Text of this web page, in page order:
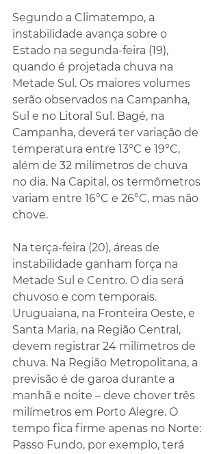
Segundo a Climatempo, a
instabilidade avança sobre o
Estado na segunda-feira (19),
quando é projetada chuva na
Metade Sul. Os maiores volumes
serão observados na Campanha,
Sul e no Litoral Sul. Bagé, na
Campanha, deverá ter variação de
temperatura entre 13°C e 19°C,
além de 32 milímetros de chuva
no dia. Na Capital, os termômetros
variam entre 16°C e 26°C, mas não
chove.
Na terça-feira (20), áreas de
instabilidade ganham força na
Metade Sul e Centro. O dia será
chuvoso e com temporais.
Uruguaiana, na Fronteira Oeste, e
Santa Maria, na Região Central,
devem registrar 24 milímetros de
chuva. Na Região Metropolitana, a
previsão é de garoa durante a
manhã e noite – deve chover três
milímetros em Porto Alegre. O
tempo fica firme apenas no Norte:
Passo Fundo, por exemplo, terá